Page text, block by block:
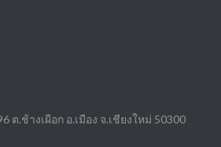
ต.ช้างเผือก อ.เมือง จ.เชียงใหม่ 50300